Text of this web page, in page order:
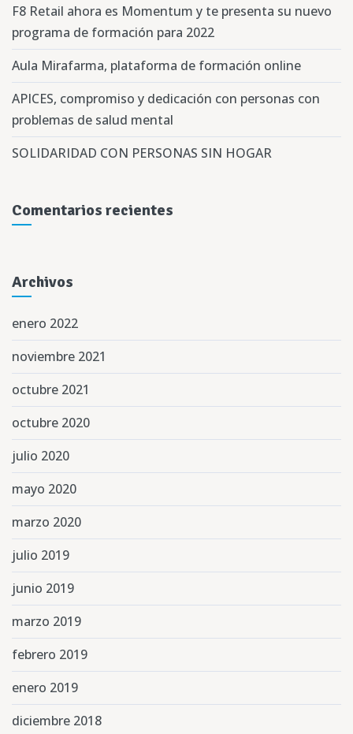
F8 Retail ahora es Momentum y te presenta su nuevo
programa de formación para 2022
Aula Mirafarma, plataforma de formación online
APICES, compromiso y dedicación con personas con
problemas de salud mental
SOLIDARIDAD CON PERSONAS SIN HOGAR
Comentarios recientes
Archivos
enero 2022
noviembre 2021
octubre 2021
octubre 2020
julio 2020
mayo 2020
marzo 2020
julio 2019
junio 2019
marzo 2019
febrero 2019
enero 2019
diciembre 2018